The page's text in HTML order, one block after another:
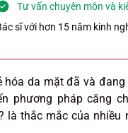
Tư vấn chuyên môn và
sĩ với hơn 15 năm kinh
hóa da mặt đã và
phương pháp căng
là thắc mắc của